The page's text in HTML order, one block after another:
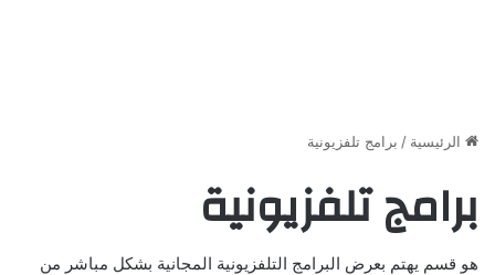
الرئيسية / برامج تلفزيونية
برامج تلفزيونية
هو قسم يهتم بعرض البرامج التلفزيونية المجانية بشكل مباشر من